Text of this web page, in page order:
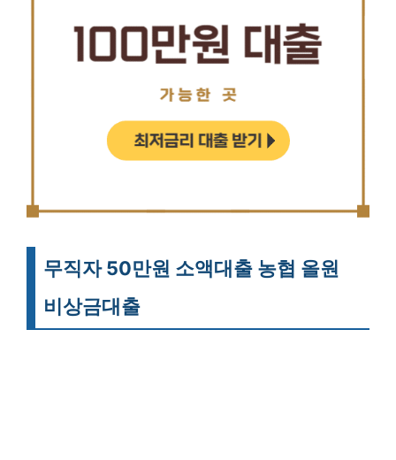
무직자 50만원 소액대출 농협 올원
비상금대출